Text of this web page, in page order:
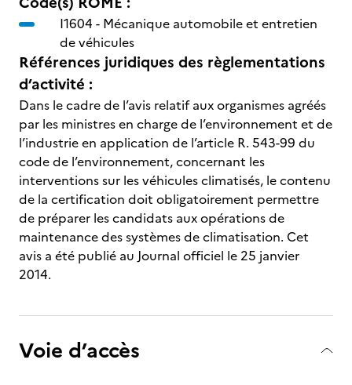
I1604 - Mécanique automobile et entretien
de véhicules
Références juridiques des règlementations
d’activité :
Dans le cadre de l’avis relatif aux organismes agréés
par les ministres en charge de l’environnement et de
l’industrie en application de l’article R. 543-99 du
code de l’environnement, concernant les
interventions sur les véhicules climatisés, le contenu
de la certification doit obligatoirement permettre
de préparer les candidats aux opérations de
maintenance des systèmes de climatisation. Cet
avis a été publié au Journal officiel le 25 janvier
2014.
Voie d’accès